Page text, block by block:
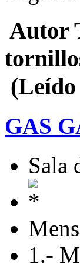
Autor
(Leído
GAS
Sala
1.-